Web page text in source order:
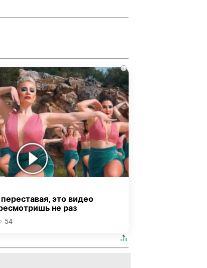
i
это видео
не раз
54